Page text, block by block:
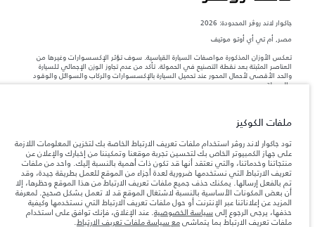
جاكوار لاند روڨر المحدودة: 2026
مصر, أم تي أي أوتو موتيف
تعكس الأوزان المذكورة مواصفات السيارة القياسية. سوف تؤثر الإكسسوارات وغيرها من
العناصر المثبتة بعد نقطة التصنيع في الحمولة. تأكد من عدم تجاوز الوزن الإجمالي للسيارة
والحد الأقصى لأحمال المحور عند تحميل السيارة بالإكسسوارات والركاب والسوائل والوقود
والحمولة.
المعلومات والمواصفات والأسعار والألوان المذكورة على هذا الموقع قد تختلف من بلد إلى
آخر، كما أنّها قد تتغير بدون إشعار مسبق. الرجاء التواصل مع وكيلنا المحلي للتأكد من توفّرها
ملاحظة مهمة حول الصور والمواصفات.إن النقص العالمي في أشباه الموصلات يؤثر حاليًا
في مواصفات تصميم السيارات وتوفر الخيارات وتوقيتات التصاميم. هذا ظرف ديناميكي
للغاية، ونتيجة لذلك، قد لا تمثّل الصور المستخدَمة ضمن موقع الويب حاليًا المواصفات الحالية
بالكامل بالنسبة إلى الميزات والخيارات والحلية ومجموعات الألوان. يرجى استشارة وكيلك الذي
سيتمكّن من تأكيد أي تقييدات حالية معك للسماح لك باتخاذ قرار مدروس
الأرقام المقدمة هي نتيجة لاختبارات المصنع الرسمية وفقاً لتشريعات الاتحاد الأوروبي. قد
يتباين استهلك الوقود الفعلي للمركبة عن ذلك المتحقق في تلك الاختبارات كما أن هذه
الأرقام بغرض المقارنة فحسب.
ملفات الكوكيز
تود جاكوار لاند روڤر استخدام ملفات تعريف الارتباط الخاصة بك لتخزين المعلومات اللازمة
على جهاز الكمبيوتر الخاص بك لتحسين تجربة موقعنا وتمكيننا من إخبارك والإعلان عن
منتجاتنا وخدماتنا، والتي نعتقد أنها قد تكون ذات أهمية بالنسبة إليك. واحد من ملفات
تعريف الارتباط التي نستخدمها ضرورية لعدة أجزاء من الموقع للعمل بطريقة جيدة، وقد
تم بالفعل إرسالها. يمكنك حذف جميع ملفات تعريف الارتباط من هذا الموقع وحظرها، إلا
أن بعض المكونات الأساسية بالنسبة لاشتغال الموقع قد لا تعمل بشكل صحيح. لمعرفة
المزيد عن إعلاناتنا عبر الإنترنت أو حول ملفات تعريف الارتباط التي نستخدمها وكيفية
حذفها، يرجى الرجوع إلى سياسة الخصوصية. عند الإغلاق، فإنك توافق على استخدام
ملفات تعريف الارتباط بما يتماشىمع سياسة ملفات تعريف الارتباط.